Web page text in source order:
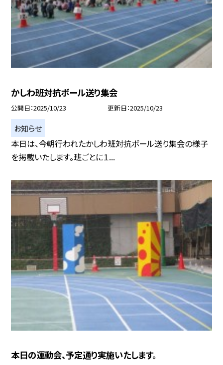
かしわ班対抗ボール送り集会
公開日 2025/10/23 更新日 2025/10/23
お知らせ
本日は、今朝行われたかしわ班対抗ボール送り集会の様子
を掲載いたします。班ごとに１...
本日の運動会、予定通り実施いたします。